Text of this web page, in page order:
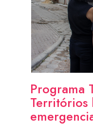
Programa
Territórios